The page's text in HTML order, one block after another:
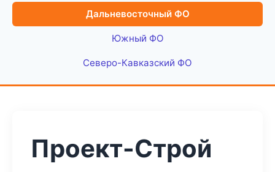
Дальневосточный ФО
Южный ФО
Северо-Кавказский ФО
Проект-Строй